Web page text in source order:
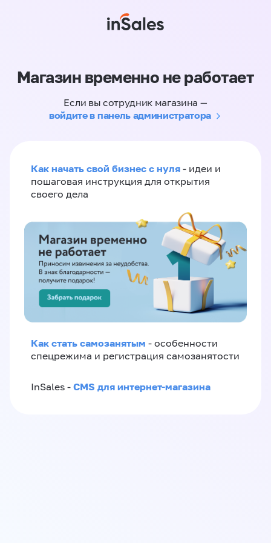
Магазин временно не работает
Если вы сотрудник магазина —
войдите в панель администратора
Как начать свой бизнес с нуля - идеи и
пошаговая инструкция для открытия
своего дела
Как стать самозанятым - особенности
спецрежима и регистрация самозанятости
InSales - CMS для интернет-магазина